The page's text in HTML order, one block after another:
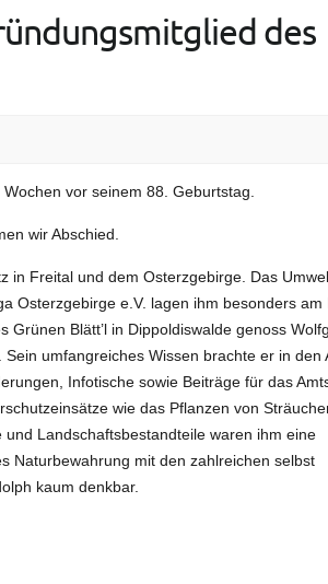
des
vor seinem 88. Geburtstag.
wir Abschied.
in Freital und dem Osterzgebirge. Das
Osterzgebirge e.V. lagen ihm besonders am
Blätt’l in Dippoldiswalde genoss
umfangreiches Wissen brachte er in den
Infotische sowie Beiträge für das
wie das Pflanzen von
Landschaftsbestandteile waren ihm eine
Naturbewahrung mit den zahlreichen selbst
kaum denkbar.